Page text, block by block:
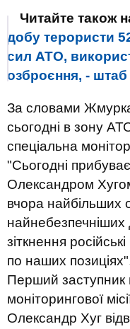
Читайте також
добу терористи
сил АТО,
озброєння, - штаб
За словами
сьогодні в зону
спеціальна
"Сьогодні
Олександром
вчора найбільших
найнебезпечніших
зіткнення
по наших
Перший заступник
моніторингової
Олександр Хуг